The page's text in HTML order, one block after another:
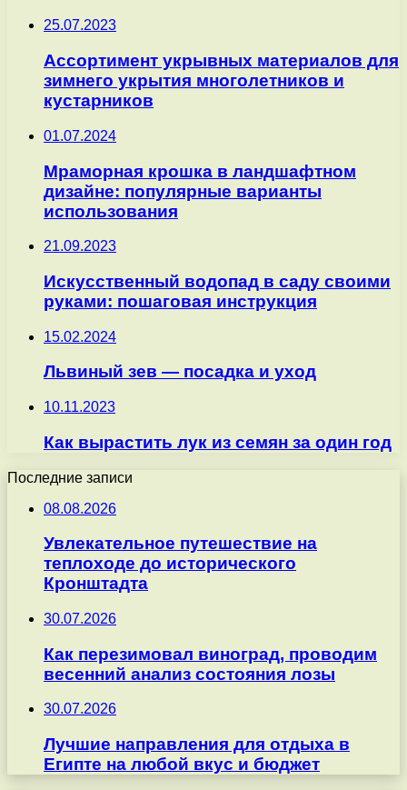
25.07.2023
Ассортимент укрывных материалов для
зимнего укрытия многолетников и
кустарников
01.07.2024
Мраморная крошка в ландшафтном
дизайне: популярные варианты
использования
21.09.2023
Искусственный водопад в саду своими
руками: пошаговая инструкция
15.02.2024
Львиный зев — посадка и уход
10.11.2023
Как вырастить лук из семян за один год
Последние записи
08.08.2026
Увлекательное путешествие на
теплоходе до исторического
Кронштадта
30.07.2026
Как перезимовал виноград, проводим
весенний анализ состояния лозы
30.07.2026
Лучшие направления для отдыха в
Египте на любой вкус и бюджет